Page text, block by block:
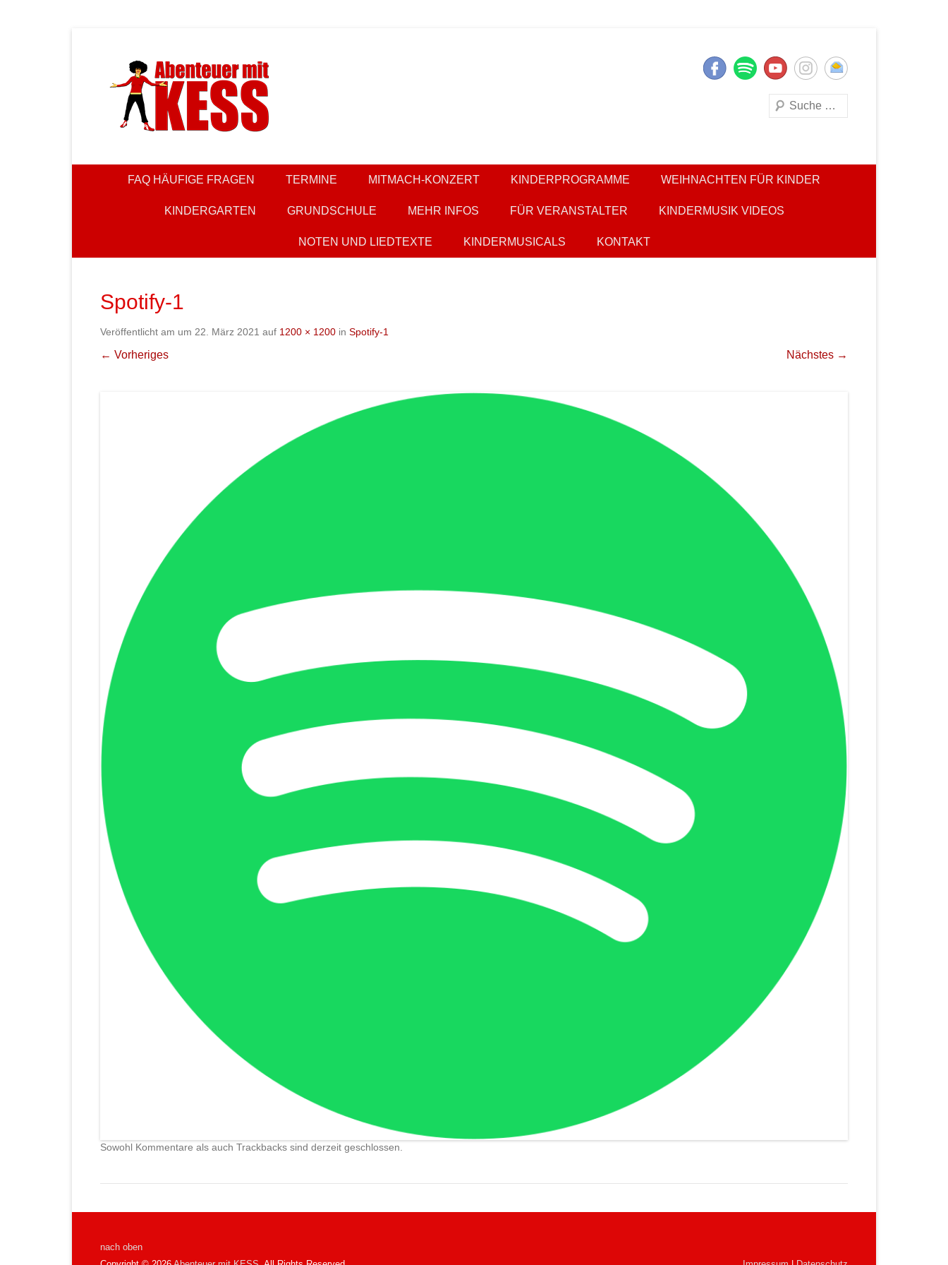
Abenteuer mit KESS
Suchen
FAQ HÄUFIGE FRAGEN TERMINE MITMACH-KONZERT KINDERPROGRAMME WEIHNACHTEN FÜR KINDER
KINDERGARTEN GRUNDSCHULE MEHR INFOS FÜR VERANSTALTER KINDERMUSIK VIDEOS
NOTEN UND LIEDTEXTE KINDERMUSICALS KONTAKT
Spotify-1
Veröffentlicht am um 22. März 2021 auf 1200 × 1200 in Spotify-1
← Vorheriges Nächstes →
Sowohl Kommentare als auch Trackbacks sind derzeit geschlossen.
nach oben